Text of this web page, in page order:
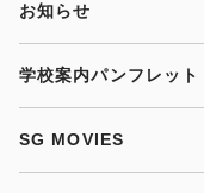
お知らせ
学校案内パンフレット
SG MOVIES